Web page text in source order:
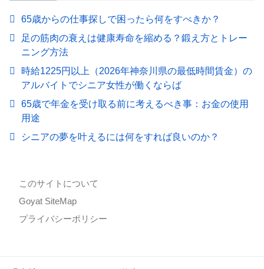
65歳からの仕事探しで困ったら何をすべきか？
足の筋肉の衰えは健康寿命を縮める？鍛え方とトレー
ニング方法
時給1225円以上（2026年神奈川県の最低時間賃金）の
アルバイトでシニア女性が働くならば
65歳で年金を受け取る前に考えるべき事：お金の使用
用途
シニアの夢を叶えるには何をすれば良いのか？
このサイトについて
Goyat SiteMap
プライバシーポリシー